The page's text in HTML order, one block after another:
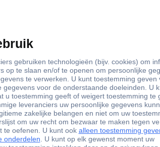
Cardreader
SD
RS232
1 x
432 mm